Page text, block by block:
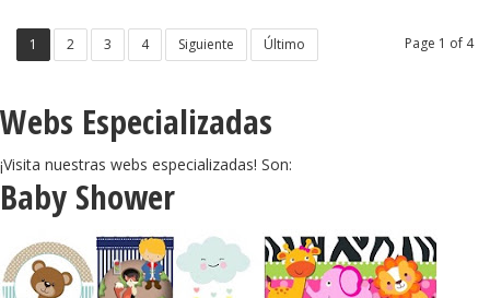
Page 1 of 4
1 2 3 4 Siguiente Último
Webs Especializadas
¡Visita nuestras webs especializadas! Son:
Baby Shower